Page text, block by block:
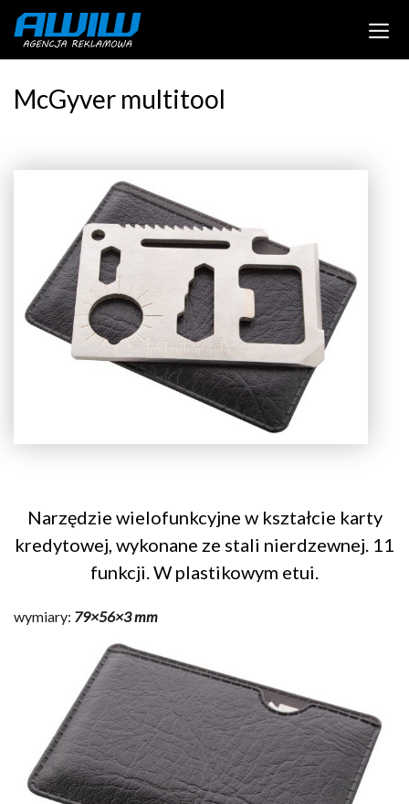
McGyver multitool
Narzędzie wielofunkcyjne w kształcie karty
kredytowej, wykonane ze stali nierdzewnej. 11
funkcji. W plastikowym etui.
wymiary: 79×56×3 mm